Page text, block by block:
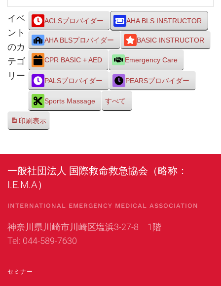
イベ
ント
のカ
テゴ
リー
ACLSプロバイダー AHA BLS INSTRUCTOR
AHA BLSプロバイダー BASIC INSTRUCTOR
CPR BASIC + AED Emergency Care
PALSプロバイダー PEARSプロバイダー
Sports Massage すべて
印刷表示
一般社団法人 国際救命救急協会（略称：
I.E.M.A）
INTERNATIONAL EMERGENCY MEDICAL ASSOCIATION
神奈川県川崎市川崎区塩浜3-27-8 1階
Tel: 044-589-7630
セミナー